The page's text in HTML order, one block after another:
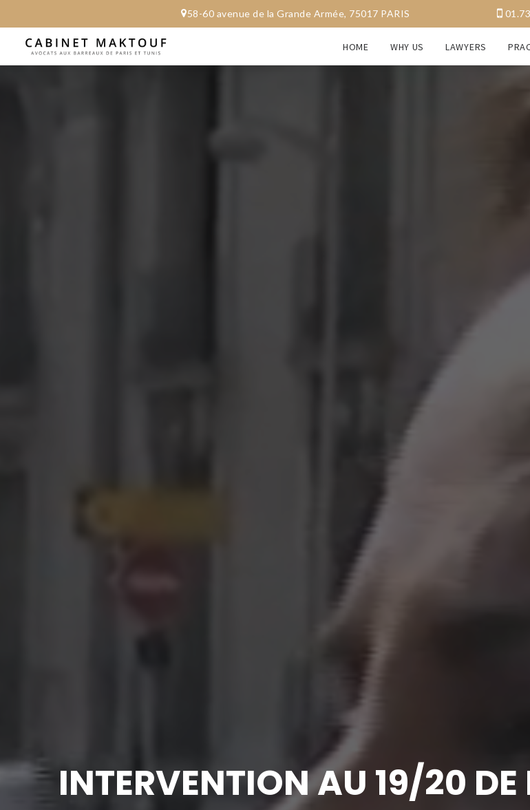
58-60 avenue de la Grande Armée, 75017 PARIS
HOME WHY US LAWYERS
INTERVENTION AU 19/20 DE